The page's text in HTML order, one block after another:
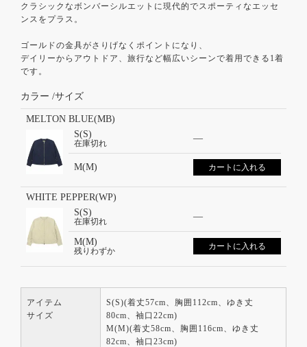
クラシックなボンバーシルエットに現代的でスポーティなエッセ
ンスをプラス。
ゴールドの金具がさりげなくポイントになり、
デイリーからアウトドア、旅行など幅広いシーンで着用できる1着
です。
カラー サイズ
MELTON BLUE(MB)
S(S)
在庫切れ —
M(M) カートに入れる
WHITE PEPPER(WP)
S(S)
在庫切れ —
M(M)
残りわずか カートに入れる
アイテム
サイズ
S(S)(着丈57cm、胸囲112cm、ゆき丈
80cm、袖口22cm)
M(M)(着丈58cm、胸囲116cm、ゆき丈
82cm、袖口23cm)